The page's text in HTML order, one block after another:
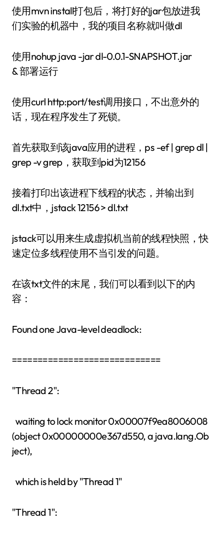
使用mvn install打包后，将打好的jar包放进我
们实验的机器中，我的项目名称就叫做dl
使用nohup java -jar dl-0.0.1-SNAPSHOT.jar
& 部署运行
使用curl http:port/test调用接口，不出意外的
话，现在程序发生了死锁。
首先获取到该java应用的进程，ps -ef | grep dl |
grep -v grep，获取到pid为12156
接着打印出该进程下线程的状态，并输出到
dl.txt中，jstack 12156 > dl.txt
jstack可以用来生成虚拟机当前的线程快照，快
速定位多线程使用不当引发的问题。
在该txt文件的末尾，我们可以看到以下的内
容：
Found one Java-level deadlock:
=============================
"Thread 2":
waiting to lock monitor 0x00007f9ea8006008
(object 0x00000000e367d550, a java.lang.Ob
ject),
which is held by "Thread 1"
"Thread 1":